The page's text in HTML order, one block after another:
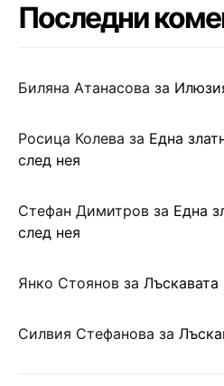
Последни
Биляна Атанасова за
Росица Колева за Една
след нея
Стефан Димитров за Една
след нея
Янко Стоянов за
Силвия Стефанова за